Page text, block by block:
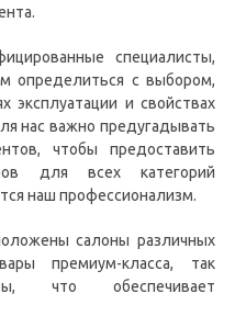
специалисты,
определиться с выбором,
эксплуатации и свойствах
нас важно предугадывать
чтобы предоставить
для всех категорий
наш профессионализм.
салоны различных
премиум-класса, так
что обеспечивает